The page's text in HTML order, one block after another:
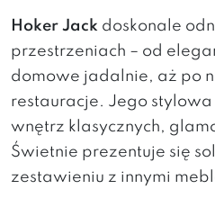
Hoker Jack doskonale
przestrzeniach – od
domowe jadalnie, aż po
restauracje. Jego
wnętrz klasycznych,
Świetnie prezentuje się
zestawieniu z innymi